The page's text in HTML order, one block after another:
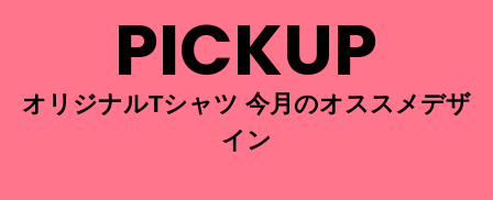
PICKUP
オリジナルTシャツ 今月のオススメデザ
イン